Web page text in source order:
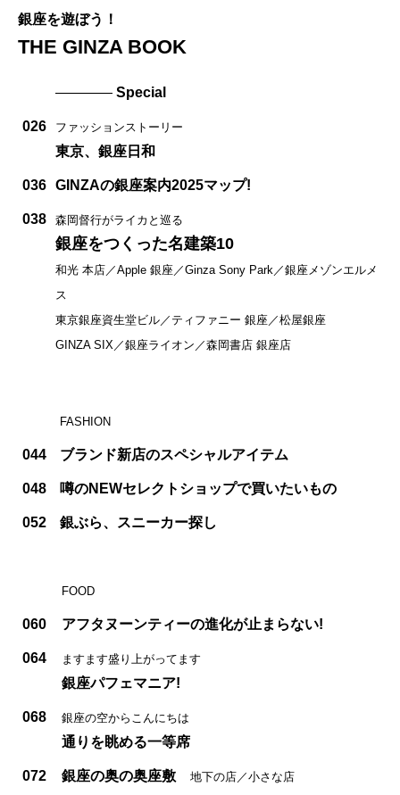
銀座を遊ぼう！
THE GINZA BOOK
———— Special
026 ファッションストーリー
東京、銀座日和
036 GINZAの銀座案内2025マップ!
038 森岡督行がライカと巡る
銀座をつくった名建築10
和光 本店／Apple 銀座／Ginza Sony Park／銀座メゾンエルメ
ス
東京銀座資生堂ビル／ティファニー 銀座／松屋銀座
GINZA SIX／銀座ライオン／森岡書店 銀座店
FASHION
044 ブランド新店のスペシャルアイテム
048 噂のNEWセレクトショップで買いたいもの
052 銀ぶら、スニーカー探し
FOOD
060 アフタヌーンティーの進化が止まらない!
064 ますます盛り上がってます
銀座パフェマニア!
068 銀座の空からこんにちは
通りを眺める一等席
072 銀座の奥の奥座敷 地下の店／小さな店